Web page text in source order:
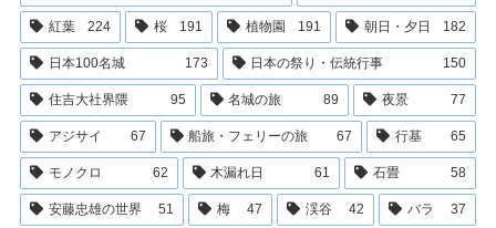
紅葉 224 桜 191 植物園 191 朝日・夕日 182
日本100名城 173 日本の祭り・伝統行事 150
住吉大社界隈 95 名城の旅 89 夜景 77
アジサイ 67 船旅・フェリーの旅 67 行基 65
モノクロ 62 木漏れ日 61 石畳 58
安藤忠雄の世界 51 梅 47 渓谷 42 バラ 37